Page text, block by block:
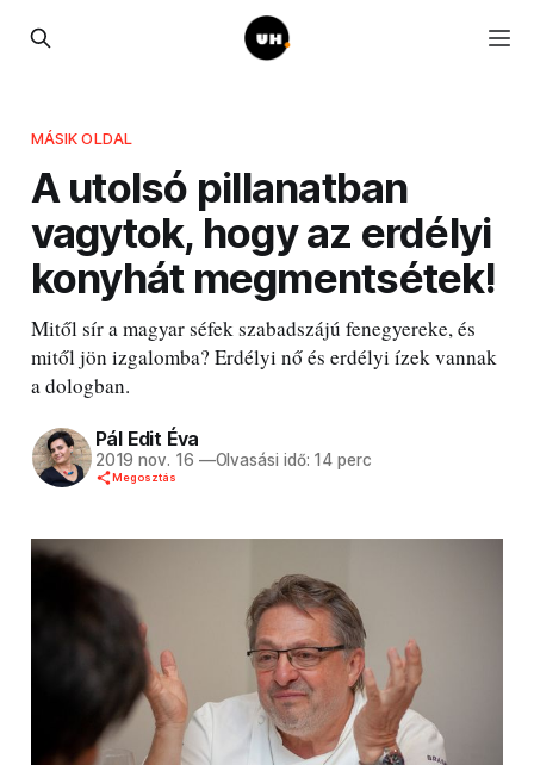
MÁSIK OLDAL
A utolsó pillanatban
vagytok, hogy az erdélyi
konyhát megmentsétek!
Mitől sír a magyar séfek szabadszájú fenegyereke, és
mitől jön izgalomba? Erdélyi nő és erdélyi ízek vannak
a dologban.
Pál Edit Éva
2019 nov. 16 —Olvasási idő: 14 perc
Megosztás